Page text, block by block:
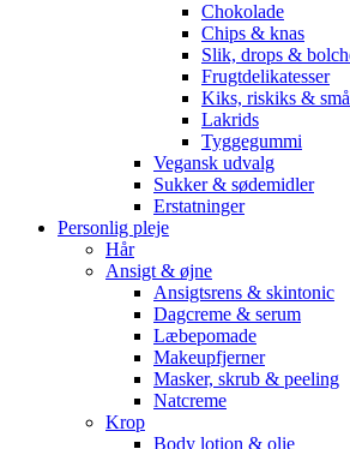
Chokolade
Chips & knas
Slik, drops &
Frugtdelikatesser
Kiks, riskiks &
Lakrids
Tyggegummi
Vegansk udvalg
Sukker & sødemidler
Erstatninger
Personlig pleje
Hår
Ansigt & øjne
Ansigtsrens & skintonic
Dagcreme & serum
Læbepomade
Makeupfjerner
Masker, skrub & peeling
Natcreme
Krop
Body lotion & olie